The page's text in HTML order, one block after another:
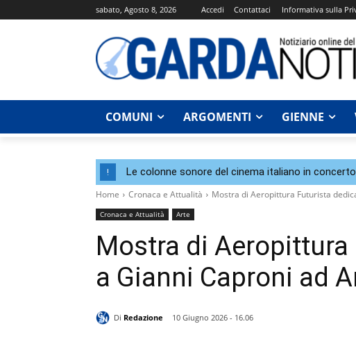
sabato, Agosto 8, 2026 Accedi Contattaci Informativa sulla
COMUNI ARGOMENTI GIENNE
! Le colonne sonore del cinema italiano in
Home Cronaca e Attualità Mostra di Aeropittura Futurista
Cronaca e Attualità Arte
Mostra di
a Gianni Caproni ad
Di Redazione
10 Giugno 2026 - 16.06